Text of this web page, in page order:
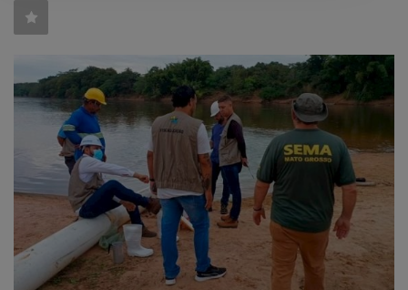
SAÚDE
MEIO AMBIENTE
COMO ANUNCIAR
EDUCAÇÃO
RÁDIO AO VIVO
QUEM SOMOS
CONTATO